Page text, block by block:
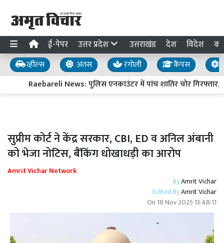
ई-पेपर उत्तर प्रदेश उत्तराखंड देश विदेश
व्हील्स अंतस रंगोली कैंपस
Raebareli News: पुलिस एनकाउंटर में पांच शातिर चोर गिरफ्तार,
सुप्रीम कोर्ट ने केंद्र सरकार, CBI, ED व अनिल अंबानी
को भेजा नोटिस, बैंकिंग धोखाधड़ी का आरोप
Amrit Vichar Network
ByAmrit Vichar
Edited ByAmrit Vichar
On 18 Nov 2025 13:48:11